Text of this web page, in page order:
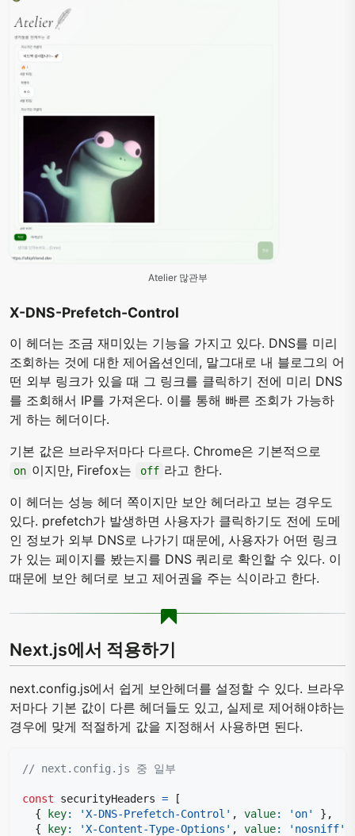
Atelier 많관부
X-DNS-Prefetch-Control
이 헤더는 조금 재미있는 기능을 가지고 있다. DNS를 미리
조회하는 것에 대한 제어옵션인데, 말그대로 내 블로그의 어
떤 외부 링크가 있을 때 그 링크를 클릭하기 전에 미리 DNS
를 조회해서 IP를 가져온다. 이를 통해 빠른 조회가 가능하
게 하는 헤더이다.
기본 값은 브라우저마다 다르다. Chrome은 기본적으로
on 이지만, Firefox는 off 라고 한다.
이 헤더는 성능 헤더 쪽이지만 보안 헤더라고 보는 경우도
있다. prefetch가 발생하면 사용자가 클릭하기도 전에 도메
인 정보가 외부 DNS로 나가기 때문에, 사용자가 어떤 링크
가 있는 페이지를 봤는지를 DNS 쿼리로 확인할 수 있다. 이
때문에 보안 헤더로 보고 제어권을 주는 식이라고 한다.
Next.js에서 적용하기
next.config.js에서 쉽게 보안헤더를 설정할 수 있다. 브라우
저마다 기본 값이 다른 헤더들도 있고, 실제로 제어해야하는
경우에 맞게 적절하게 값을 지정해서 사용하면 된다.
// next.config.js 중 일부
const securityHeaders =
[
{
key: 'X-DNS-Prefetch-Control' , value: 'on' } ,
{
key: 'X-Content-Type-Options' , value: 'nosniff'